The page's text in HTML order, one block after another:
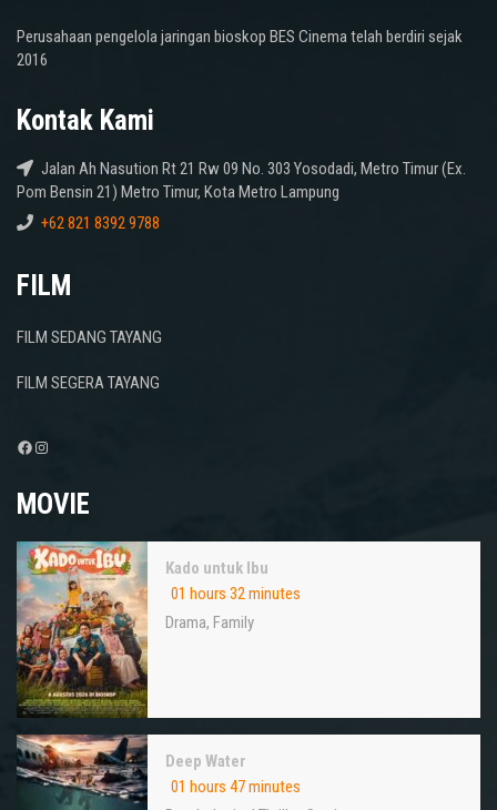
Perusahaan pengelola jaringan bioskop BES Cinema telah berdiri sejak
2016
Kontak Kami
Jalan Ah Nasution Rt 21 Rw 09 No. 303 Yosodadi, Metro Timur (Ex.
Pom Bensin 21) Metro Timur, Kota Metro Lampung
+62 821 8392 9788
FILM
FILM SEDANG TAYANG
FILM SEGERA TAYANG
Facebook
Instagram
MOVIE
Kado untuk Ibu
01 hours 32 minutes
Drama, Family
Deep Water
01 hours 47 minutes